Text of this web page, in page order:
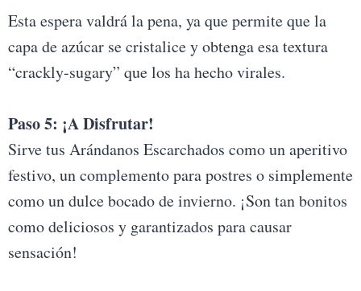
Esta espera valdrá la pena, ya que permite que la
capa de azúcar se cristalice y obtenga esa textura
“crackly-sugary” que los ha hecho virales.
Paso 5: ¡A Disfrutar!
Sirve tus Arándanos Escarchados como un aperitivo
festivo, un complemento para postres o simplemente
como un dulce bocado de invierno. ¡Son tan bonitos
como deliciosos y garantizados para causar
sensación!